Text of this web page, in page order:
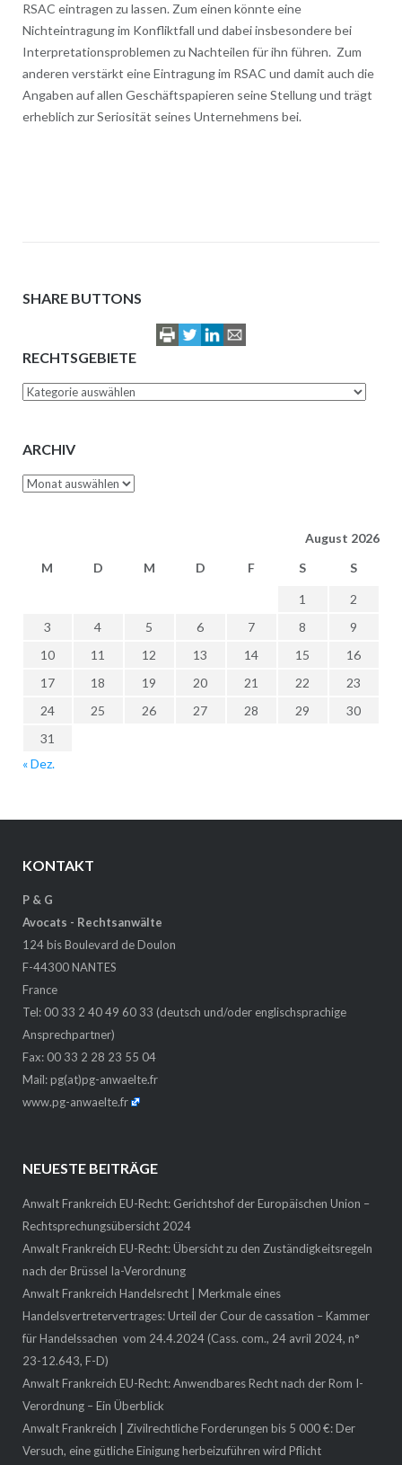
RSAC eintragen zu lassen. Zum einen könnte eine
Nichteintragung im Konfliktfall und dabei insbesondere bei
Interpretationsproblemen zu Nachteilen für ihn führen. Zum
anderen verstärkt eine Eintragung im RSAC und damit auch die
Angaben auf allen Geschäftspapieren seine Stellung und trägt
erheblich zur Seriosität seines Unternehmens bei.
SHARE BUTTONS
RECHTSGEBIETE
Rechtsgebiete
ARCHIV
Archiv
August 2026
M
D M D F S S
1
2
3
4 5 6 7 8
9
10
11 12 13 14 15
16
17
18 19 20 21 22
23
24
25 26 27 28 29
30
31
« Dez.
KONTAKT
P & G
Avocats - Rechtsanwälte
124 bis Boulevard de Doulon
F-44300 NANTES
France
Tel: 00 33 2 40 49 60 33 (deutsch und/oder englischsprachige
Ansprechpartner)
Fax: 00 33 2 28 23 55 04
Mail:pg(at)pg-anwaelte.fr
www.pg-anwaelte.fr
NEUESTE BEITRÄGE
Anwalt Frankreich EU-Recht: Gerichtshof der Europäischen Union –
Rechtsprechungsübersicht 2024
Anwalt Frankreich EU-Recht: Übersicht zu den Zuständigkeitsregeln
nach der Brüssel Ia-Verordnung
Anwalt Frankreich Handelsrecht | Merkmale eines
Handelsvertretervertrages: Urteil der Cour de cassation – Kammer
für Handelssachen vom 24.4.2024 (Cass. com., 24 avril 2024, n°
23-12.643, F-D)
Anwalt Frankreich EU-Recht: Anwendbares Recht nach der Rom I-
Verordnung – Ein Überblick
Anwalt Frankreich | Zivilrechtliche Forderungen bis 5 000 €: Der
Versuch, eine gütliche Einigung herbeizuführen wird Pflicht